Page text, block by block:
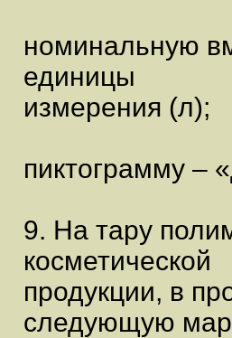
номинальную
единицы
измерения (л);
пиктограмму –
9. На тару
косметической
продукции, в
следующую